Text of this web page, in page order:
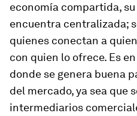
economía compartida,
encuentra centralizada;
quienes conectan a
con quien lo ofrece. Es
donde se genera buena
del mercado, ya sea que
intermediarios